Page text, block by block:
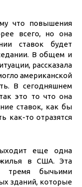
что повышения
всего, но она
ставок будет
В общем и
рассказала
американской
В сегодняшнем
это то что она
ставок, как бы
как-то отразятся
еще одна
в США. Эта
тремя бычьими
зданий, которые